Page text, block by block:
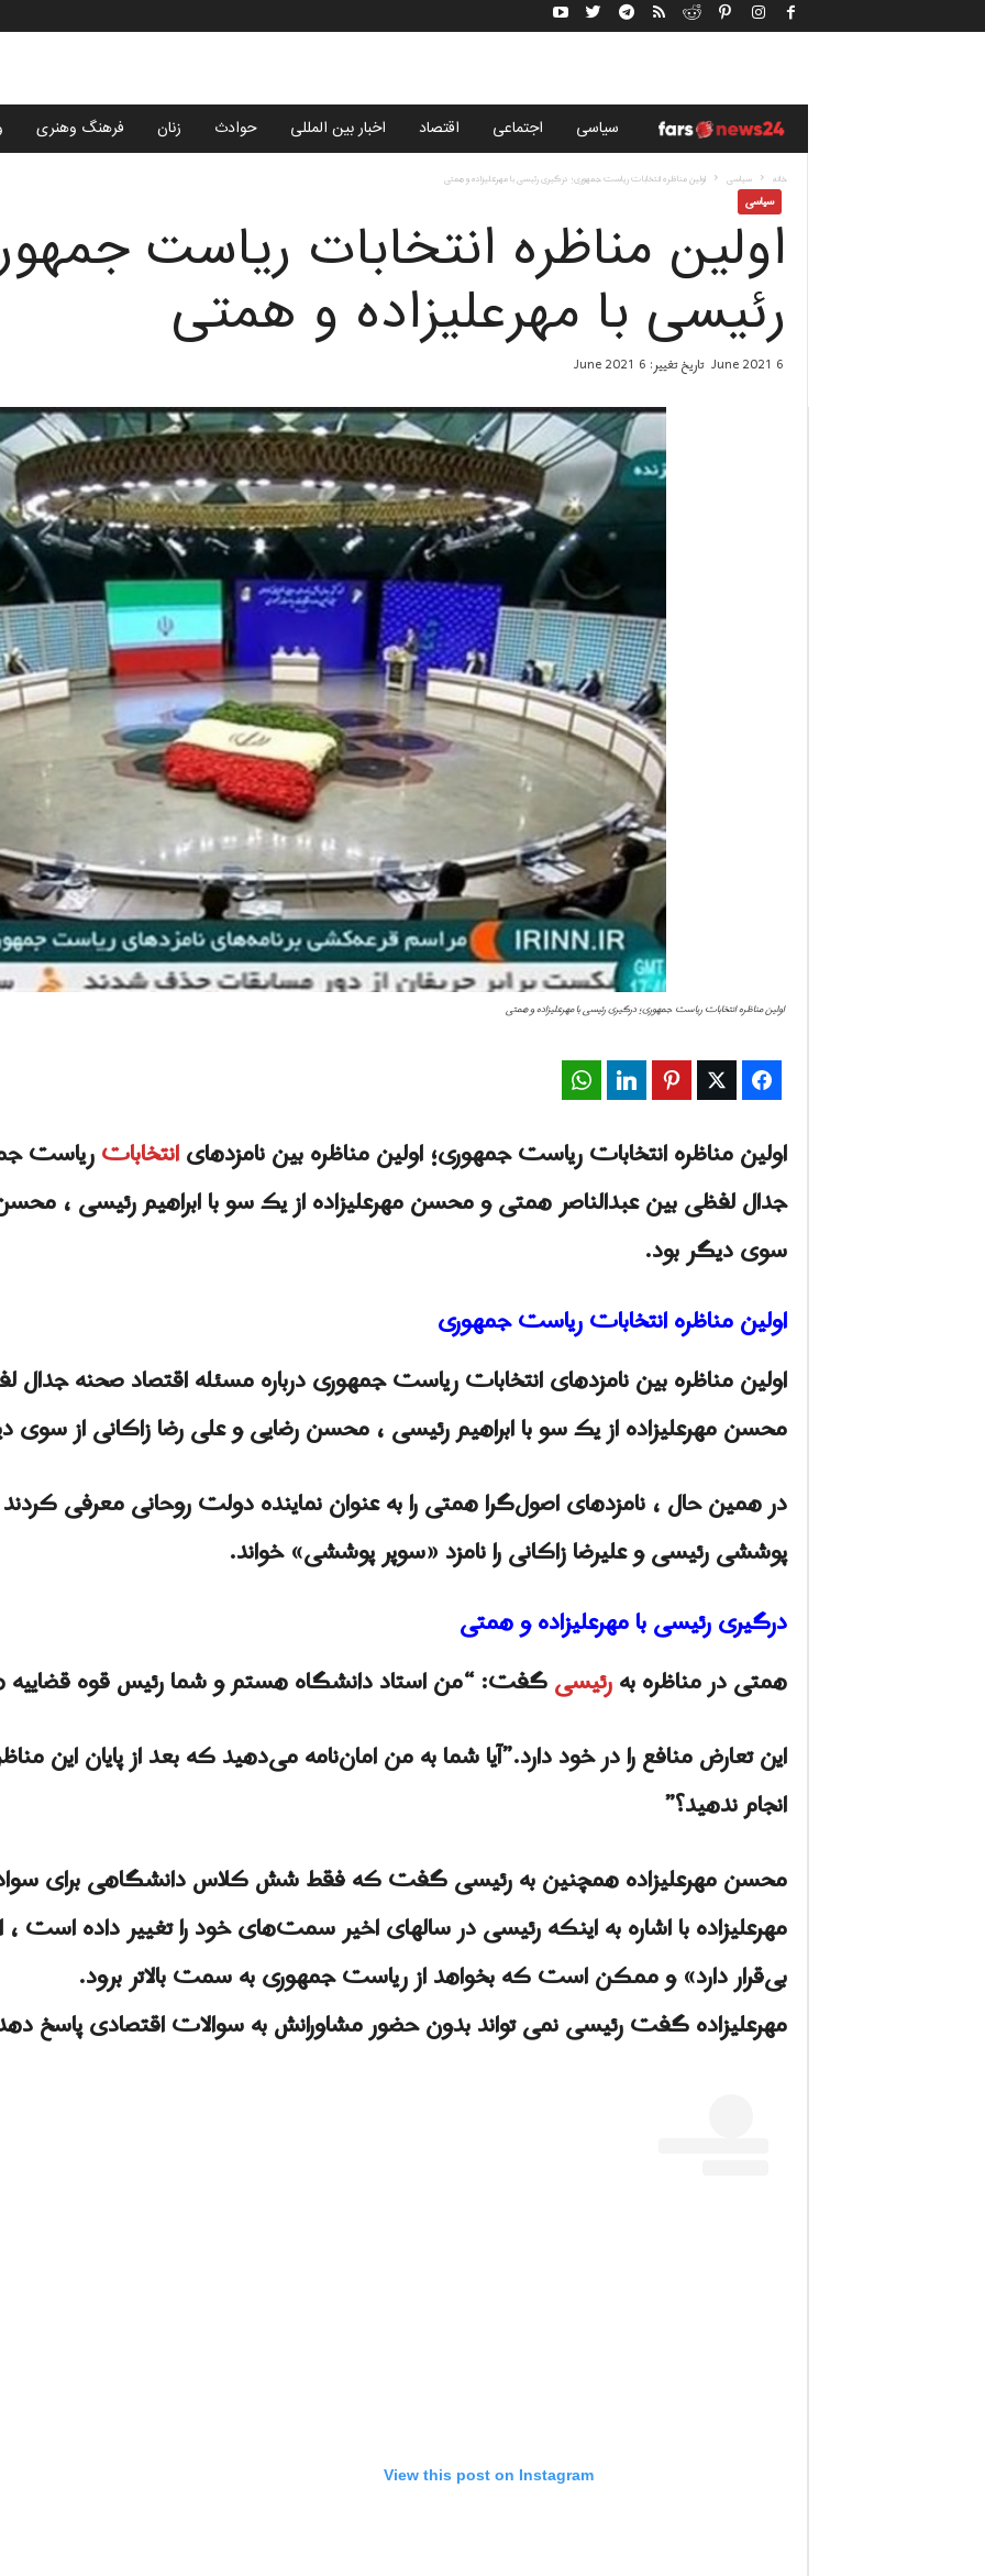
ب
ر
ی
ر
س
ن
ی
و
ز
2
4
سياسى اجتماعی اقتصاد اخبار بین المللی حوادث زنان فرهنگ وهنری
خانه سياسى اولین مناظره انتخابات رياست جمهورى؛ درگیری رئیسی با مهرعلیزاده و همتی
سياسى
اولین مناظره انتخابات رياست
رئیسی با مهرعلیزاده و همتی
6 June 2021 تاریخ تغییر: 6 June 2021
اولین مناظره انتخابات رياست جمهورى؛ درگیری رئیسی با مهرعلیزاده و همتی
Facebook
Twitter
Pinterest
LinkedIn
اولین مناظره انتخابات رياست جمهورى؛ اولین مناظره بین نامزدهایانتخاباتریاست
جدال لفظی بين عبدالناصر همتی و محسن مهرعلیزاده از یک سو با ابراهیم رئیسی ،
سوی دیگر بود.
اولین مناظره انتخابات رياست جمهورى
اولین مناظره بین نامزدهای انتخابات ریاست جمهوری درباره مسئله اقتصاد صحنه
محسن مهرعلیزاده از یک سو با ابراهیم رئیسی ، محسن رضایی و علی رضا زاکانی از سوی
در همین حال ، نامزدهای اصول‌گرا همتی را به عنوان نماینده دولت روحانی معرفی کردند
پوششی رئیسی و علیرضا زاکانی را نامزد «سوپر پوششی» خواند.
درگیری رئیسی با مهرعلیزاده و همتی
همتی در مناظره بهرئیسىگفت: “من استاد دانشگاه هستم و شما رئیس قوه
این تعارض منافع را در خود دارد.”آیا شما به من امان‌نامه می‌دهید که بعد از پایان این
انجام ندهيد؟”
محسن مهرعلیزاده همچنین به رئیسی گفت که فقط شش کلاس دانشگاهی برای سواد
مهرعلیزاده با اشاره به اینکه رئیسی در سالهای اخیر سمت‌های خود را تغییر داده
بی‌قرار دارد» و ممکن است که بخواهد از ریاست جمهوری به سمت بالاتر برود.
مهرعلیزاده گفت رئیسی نمی تواند بدون حضور مشاورانش به سوالات اقتصادی پاسخ
View this post on Instagram